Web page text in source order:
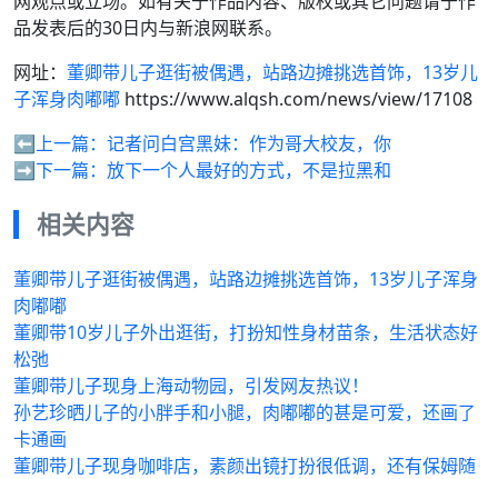
品发表后的30日内与新浪网联系。
网址： 董卿带儿子逛街被偶遇，站路边摊挑选首饰，13岁儿
子浑身肉嘟嘟 https://www.alqsh.com/news/view/17108
⬅️上一篇： 记者问白宫黑妹：作为哥大校友，你
➡️下一篇： 放下一个人最好的方式，不是拉黑和
相关内容
董卿带儿子逛街被偶遇，站路边摊挑选首饰，13岁儿子浑身
肉嘟嘟
董卿带10岁儿子外出逛街，打扮知性身材苗条，生活状态好
松弛
董卿带儿子现身上海动物园，引发网友热议！
孙艺珍晒儿子的小胖手和小腿，肉嘟嘟的甚是可爱，还画了
卡通画
董卿带儿子现身咖啡店，素颜出镜打扮很低调，还有保姆随